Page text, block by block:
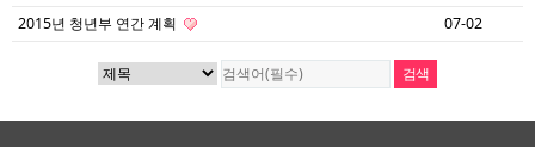
2015년 청년부 연간 계획
07-02